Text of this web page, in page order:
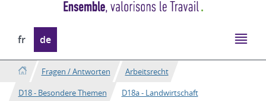
Sprache
wechseln
fr de
Fragen / Antworten
Arbeitsrecht
D18 - Besondere Themen
D18a - Landwirtschaft